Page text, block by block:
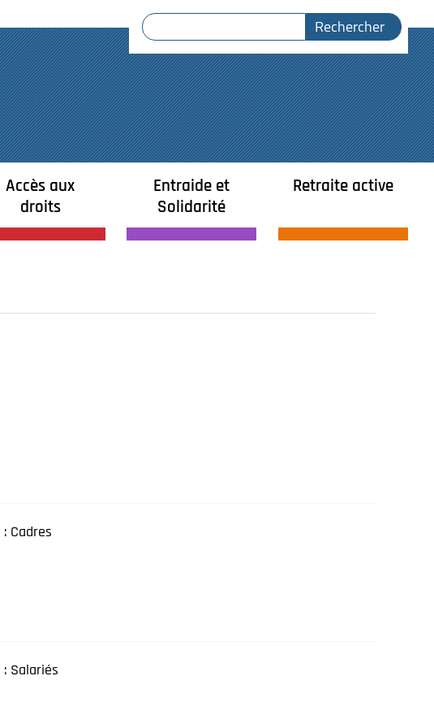
Accès aux
droits
Entraide et
Solidarité
Retraite active
: Cadres
: Salariés